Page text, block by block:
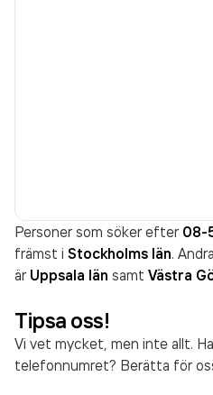
Personer som söker efter 08-
främst i Stockholms län.
är Uppsala län samt Västra
Tipsa oss!
Vi vet mycket, men inte allt.
telefonnumret? Berätta för